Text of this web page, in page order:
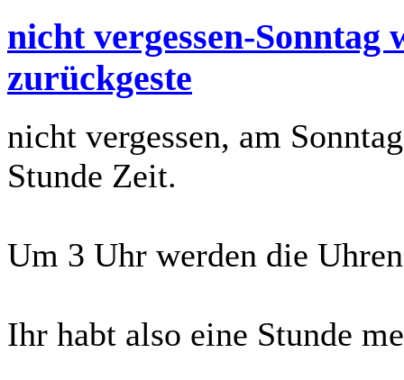
nicht vergessen-
zurückgeste
nicht vergessen, am
Stunde Zeit.
Um 3 Uhr werden die
Ihr habt also eine Stunde